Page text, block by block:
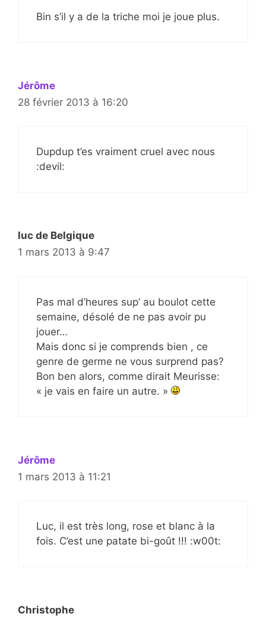
Bin s’il y a de la triche moi je joue plus.
Jérôme
28 février 2013 à 16:20
Dupdup t’es vraiment cruel avec nous
:devil:
luc de Belgique
1 mars 2013 à 9:47
Pas mal d’heures sup’ au boulot cette
semaine, désolé de ne pas avoir pu
jouer…
Mais donc si je comprends bien , ce
genre de germe ne vous surprend pas?
Bon ben alors, comme dirait Meurisse:
« je vais en faire un autre. »
Jérôme
1 mars 2013 à 11:21
Luc, il est très long, rose et blanc à la
fois. C’est une patate bi-goût !!! :w00t:
Christophe